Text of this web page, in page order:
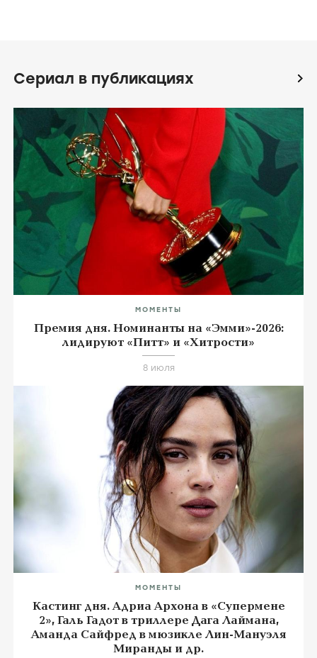
Сериал в публикациях icon
МОМЕНТЫ
Премия дня. Номинанты на «Эмми»-2026:
лидируют «Питт» и «Хитрости»
8 июля
МОМЕНТЫ
Кастинг дня. Адриа Архона в «Супермене
2», Галь Гадот в триллере Дага Лаймана,
Аманда Сайфред в мюзикле Лин-Мануэля
Миранды и др.